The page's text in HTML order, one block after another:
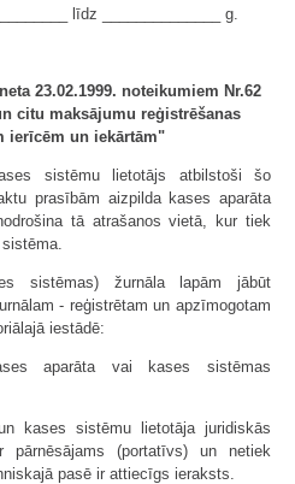
līdz ______________ g.
23.02.1999. noteikumiem Nr.62
citu maksājumu reģistrēšanas
ierīcēm un iekārtām"
sistēmu lietotājs atbilstoši šo
prasībām aizpilda kases aparāta
tā atrašanos vietā, kur tiek
sistēmas) žurnāla lapām jābūt
- reģistrētam un apzīmogotam
iestādē:
aparāta vai kases sistēmas
kases sistēmu lietotāja juridiskās
(portatīvs) un netiek
pasē ir attiecīgs ieraksts.